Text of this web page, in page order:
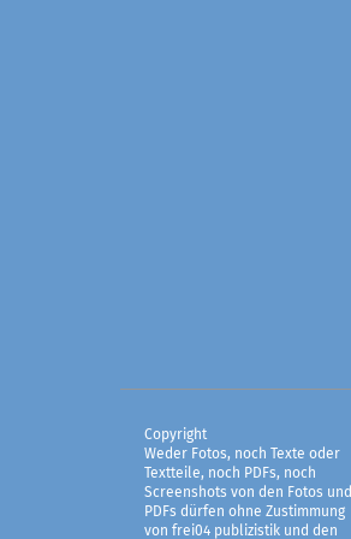
Copyright
Weder Fotos, noch Texte oder
Textteile, noch PDFs, noch
Screenshots von den Fotos und
PDFs dürfen ohne Zustimmung
von frei04 publizistik und den